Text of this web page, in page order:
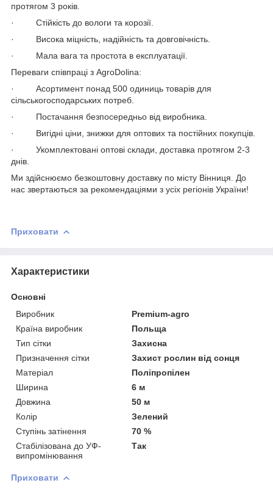
протягом 3 років.
· Стійкість до вологи та корозії.
· Висока міцність, надійність та довговічність.
· Мала вага та простота в експлуатації.
Переваги співпраці з AgroDolina:
· Асортимент понад 500 одиниць товарів для
сільськогосподарських потреб.
· Постачання безпосередньо від виробника.
· Вигідні ціни, знижки для оптових та постійних покупців.
· Укомплектовані оптові склади, доставка протягом 2-3
днів.
Ми здійснюємо безкоштовну доставку по місту Вінниця. До
нас звертаються за рекомендаціями з усіх регіонів України!
Приховати
Характеристики
Основні
Виробник
Premium-agro
Країна виробник
Польща
Тип сітки
Захисна
Призначення сітки
Захист рослин від сонця
Матеріал
Поліпропілен
Ширина
6 м
Довжина
50 м
Колір
Зелений
Ступінь затінення
70 %
Стабілізована до УФ-
випромінювання
Так
Приховати